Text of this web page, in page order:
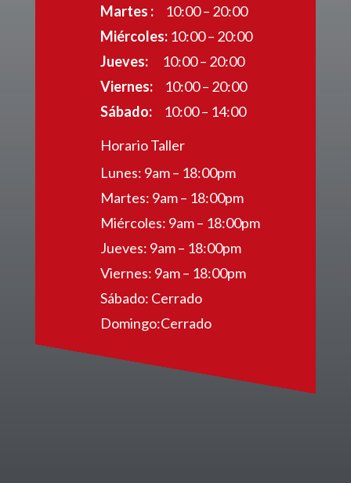
Martes :10:00 – 20:00
Miércoles:10:00 – 20:00
Jueves:10:00 – 20:00
Viernes:10:00 – 20:00
Sábado:
10:00 – 14:00
Horario Taller
Lunes: 9am – 18:00pm
Martes: 9am – 18:00pm
Miércoles: 9am – 18:00pm
Jueves: 9am – 18:00pm
Viernes: 9am – 18:00pm
Sábado: Cerrado
Domingo:Cerrado